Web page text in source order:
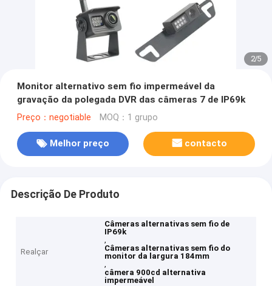
2/5
Monitor alternativo sem fio impermeável da
gravação da polegada DVR das câmeras 7 de IP69k
Preço：negotiable MOQ：1 grupo
Melhor preço contacto
Descrição De Produto
Realçar
Câmeras alternativas sem fio de
IP69k
,
Câmeras alternativas sem fio do
monitor da largura 184mm
,
câmera 900cd alternativa
impermeável